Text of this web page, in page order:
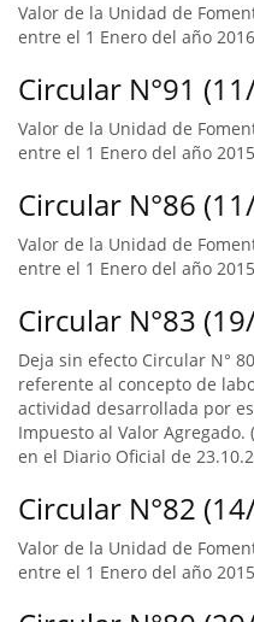
Valor de la Unidad de
entre el 1 Enero del año
Circular N°91
Valor de la Unidad de
entre el 1 Enero del año
Circular N°86
Valor de la Unidad de
entre el 1 Enero del año
Circular N°83
Deja sin efecto Circular N°
referente al concepto de
actividad desarrollada por
Impuesto al Valor
en el Diario Oficial de
Circular N°82
Valor de la Unidad de
entre el 1 Enero del año